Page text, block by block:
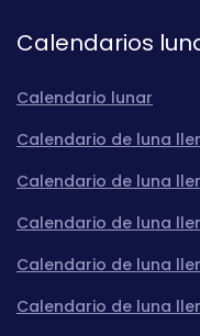
Calendarios
Calendario lunar
Calendario de luna
Calendario de luna
Calendario de luna
Calendario de luna
Calendario de luna